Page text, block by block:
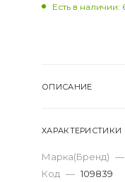
Есть в наличии:
ОПИСАНИЕ
ХАРАКТЕРИСТИКИ
Марка(Бренд) —
Код — 109839